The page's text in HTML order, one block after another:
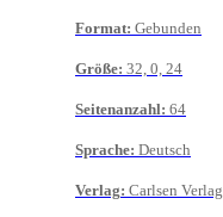
Format: Gebunden
Größe: 32, 0, 24
Seitenanzahl: 64
Sprache: Deutsch
Verlag: Carlsen Verlag